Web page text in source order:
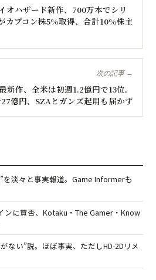
オハザード新作、700万本でシリ
カプコン株5%取得、合計10%株主
次の記事 →
新作、全米は初週1.2億円で13位。
億円、SZAとガンズ起用も届かず
を淡々と事実報道。Game Informerも
ンに賛否、Kotaku・The Gamer・Know
ない”説。ほぼ事実、ただしHD-2Dリメ